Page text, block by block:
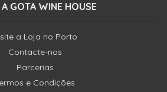
GOTA WINE HOUSE
a Loja no Porto
Contacte-nos
Parcerias
e Condições